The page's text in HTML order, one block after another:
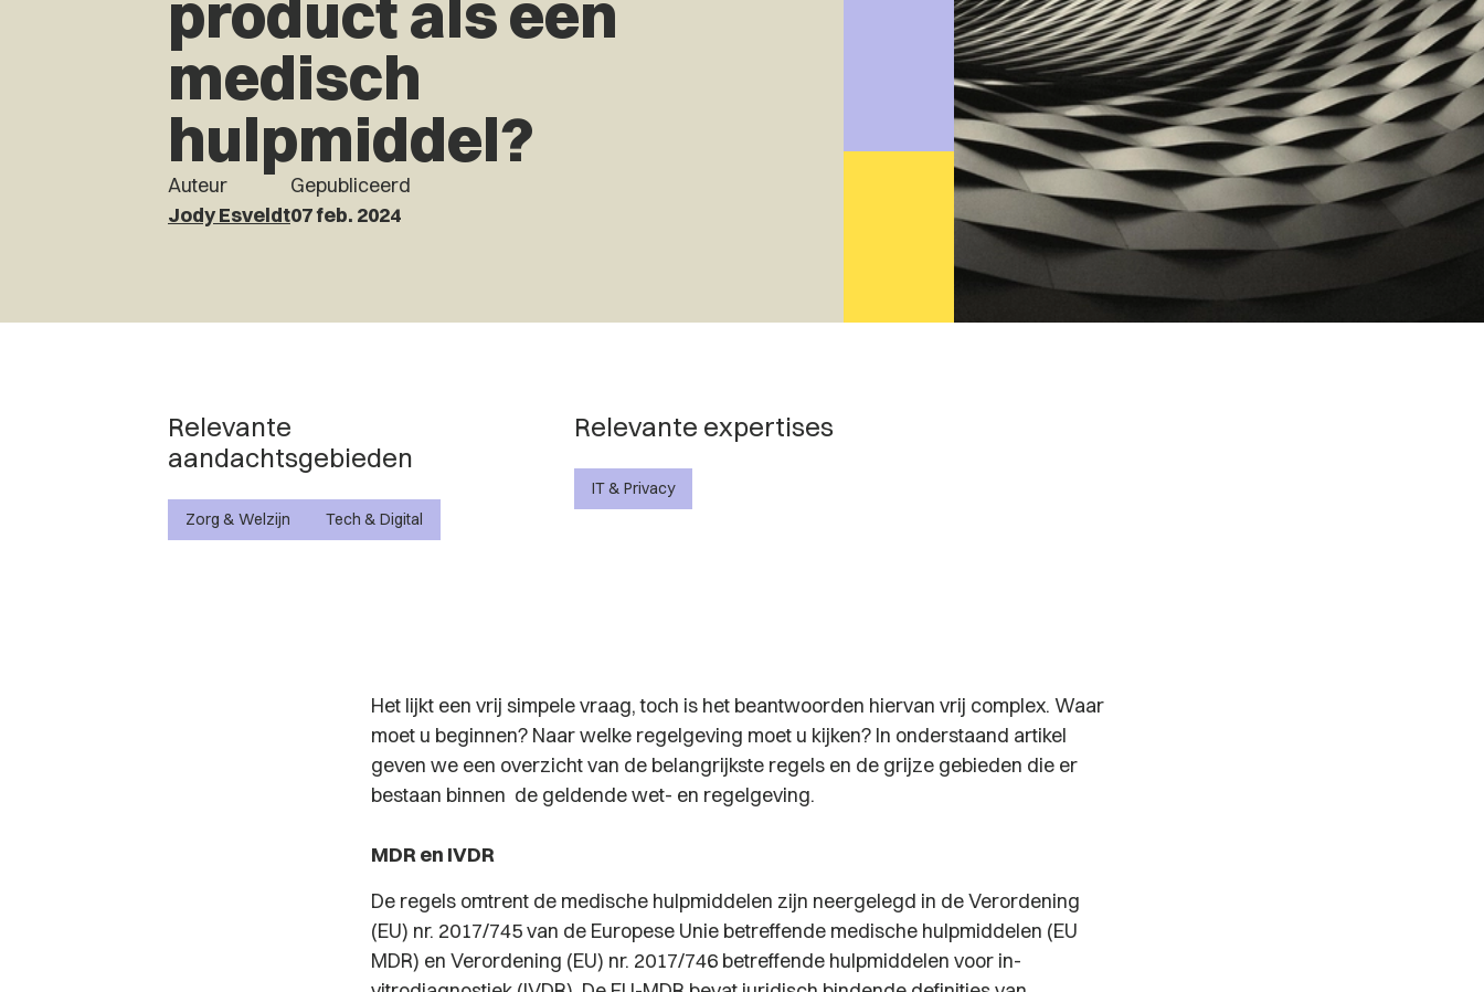
medisch
hulpmiddel?
Auteur
Jody Esveldt
Gepubliceerd
07 feb. 2024
Relevante
aandachtsgebieden
Zorg & Welzijn Tech & Digital
Relevante expertises
IT & Privacy
Het lijkt een vrij simpele vraag, toch is het beantwoorden hiervan vrij complex. Waar
moet u beginnen? Naar welke regelgeving moet u kijken? In onderstaand artikel
geven we een overzicht van de belangrijkste regels en de grijze gebieden die er
bestaan binnen de geldende wet- en regelgeving.
MDR en IVDR
De regels omtrent de medische hulpmiddelen zijn neergelegd in de Verordening
(EU) nr. 2017/745 van de Europese Unie betreffende medische hulpmiddelen (EU
MDR) en Verordening (EU) nr. 2017/746 betreffende hulpmiddelen voor in-